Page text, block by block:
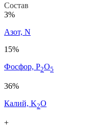
Состав
3%
Азот, N
15%
Фосфор, P2O5
36%
Калий, K2O
+